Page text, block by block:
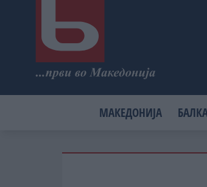
МАКЕДОНИЈА